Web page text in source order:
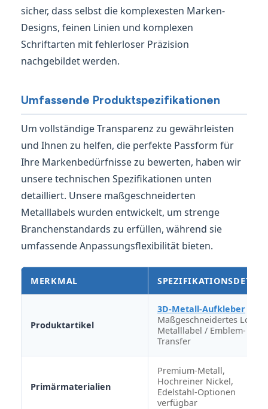
sicher, dass selbst die komplexesten Marken-
Designs, feinen Linien und komplexen
Schriftarten mit fehlerloser Präzision
nachgebildet werden.
Umfassende Produktspezifikationen
Um vollständige Transparenz zu gewährleisten
und Ihnen zu helfen, die perfekte Passform für
Ihre Markenbedürfnisse zu bewerten, haben wir
unsere technischen Spezifikationen unten
detailliert. Unsere maßgeschneiderten
Metalllabels wurden entwickelt, um strenge
Branchenstandards zu erfüllen, während sie
umfassende Anpassungsflexibilität bieten.
MERKMAL
Produktartikel
3D-Metall-Aufkleber
Maßgeschneidertes Logo-
Metalllabel / Emblem-
Transfer
Primärmaterialien
Premium-Metall,
Hochreiner Nickel,
Edelstahl-Optionen
verfügbar